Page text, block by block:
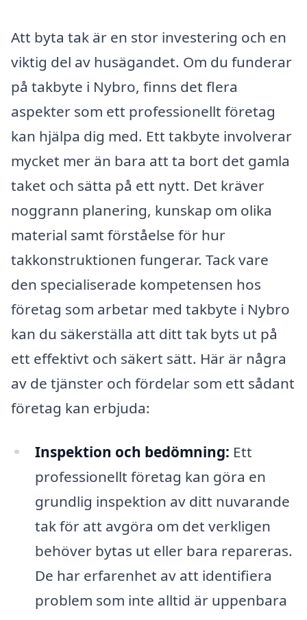
Att byta tak är en stor investering och en
viktig del av husägandet. Om du funderar
på takbyte i Nybro, finns det flera
aspekter som ett professionellt företag
kan hjälpa dig med. Ett takbyte involverar
mycket mer än bara att ta bort det gamla
taket och sätta på ett nytt. Det kräver
noggrann planering, kunskap om olika
material samt förståelse för hur
takkonstruktionen fungerar. Tack vare
den specialiserade kompetensen hos
företag som arbetar med takbyte i Nybro
kan du säkerställa att ditt tak byts ut på
ett effektivt och säkert sätt. Här är några
av de tjänster och fördelar som ett sådant
företag kan erbjuda:
Inspektion och bedömning: Ett
professionellt företag kan göra en
grundlig inspektion av ditt nuvarande
tak för att avgöra om det verkligen
behöver bytas ut eller bara repareras.
De har erfarenhet av att identifiera
problem som inte alltid är uppenbara